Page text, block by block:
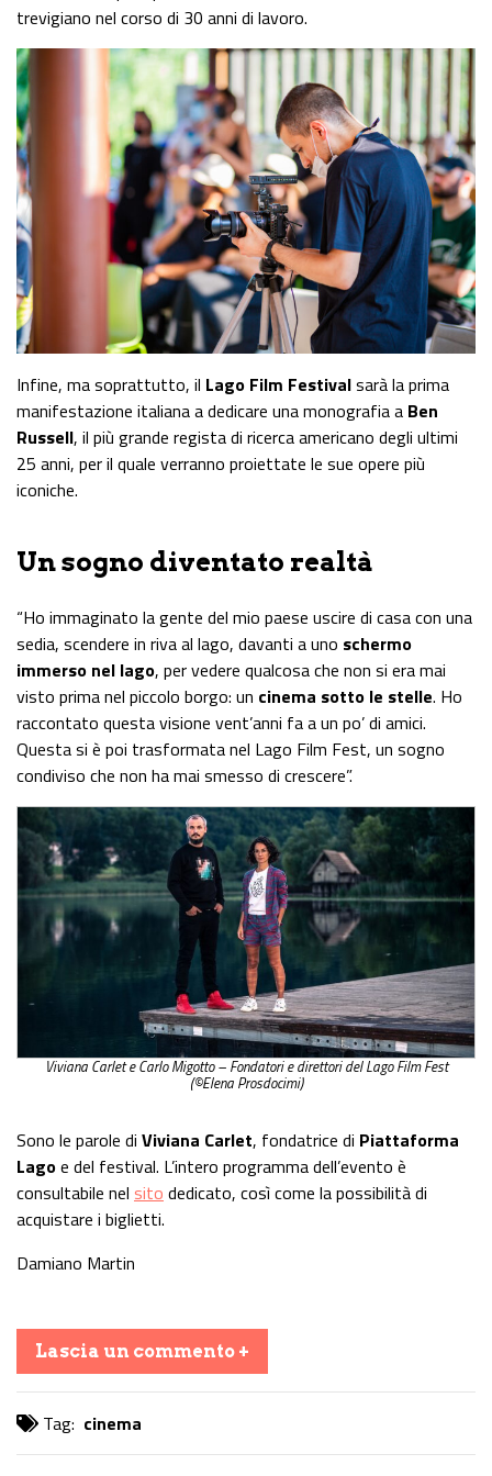
trevigiano nel corso di 30 anni di lavoro.
Infine, ma soprattutto, il Lago Film Festivalsarà la prima
manifestazione italiana a dedicare una monografia a Ben
Russell, il più grande regista di ricerca americano degli ultimi
25 anni, per il quale verranno proiettate le sue opere più
iconiche.
Un sogno diventato realtà
“Ho immaginato la gente del mio paese uscire di casa con una
sedia, scendere in riva al lago, davanti a uno schermo
immerso nel lago, per vedere qualcosa che non si era mai
visto prima nel piccolo borgo: un cinema sotto le stelle. Ho
raccontato questa visione vent’anni fa a un po’ di amici.
Questa si è poi trasformata nel Lago Film Fest, un sogno
condiviso che non ha mai smesso di crescere”.
Viviana Carlet e Carlo Migotto – Fondatori e direttori del Lago Film Fest
(©Elena Prosdocimi)
Sono le parole di Viviana Carlet, fondatrice di Piattaforma
Lagoe del festival. L’intero programma dell’evento è
consultabile nel sito dedicato, così come la possibilità di
acquistare i biglietti.
Damiano Martin
Lascia un commento +
Tag: cinema